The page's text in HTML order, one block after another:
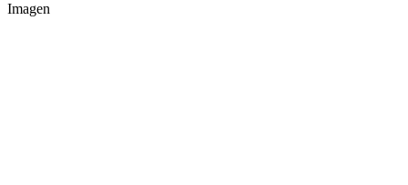
Imagen